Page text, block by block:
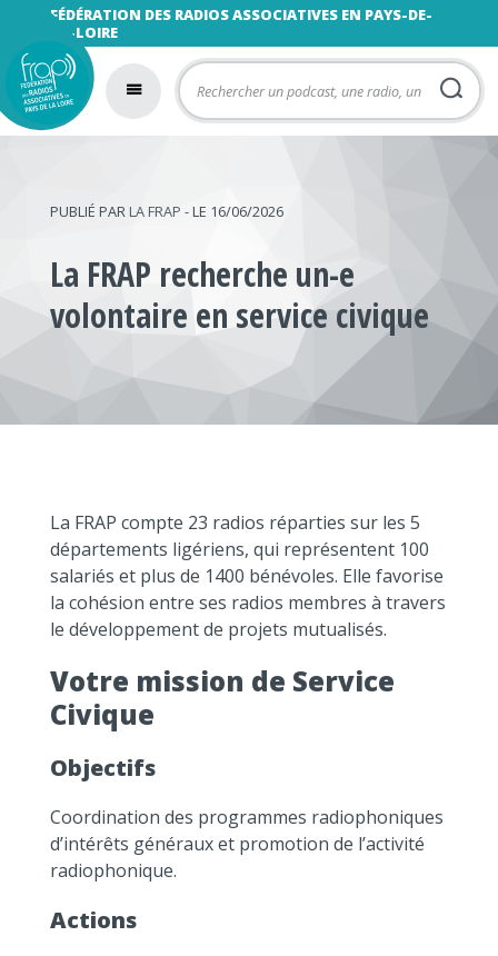
FÉDÉRATION DES RADIOS ASSOCIATIVES EN PAYS-DE-
LA-LOIRE
PUBLIÉ PAR LA FRAP - LE 16/06/2026
La FRAP recherche un-e
volontaire en service civique
La FRAP compte 23 radios réparties sur les 5
départements ligériens, qui représentent 100
salariés et plus de 1400 bénévoles. Elle favorise
la cohésion entre ses radios membres à travers
le développement de projets mutualisés.
Votre mission de Service
Civique
Objectifs
Coordination des programmes radiophoniques
d’intérêts généraux et promotion de l’activité
radiophonique.
Actions